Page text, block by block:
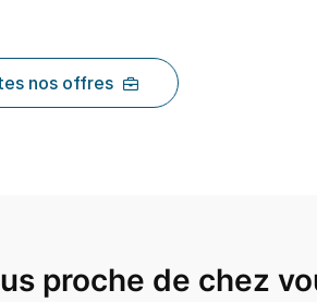
nos offres
proche de chez